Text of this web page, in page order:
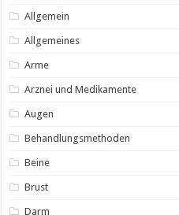
Allgemein
Allgemeines
Arme
Arznei und Medikamente
Augen
Behandlungsmethoden
Beine
Brust
Darm